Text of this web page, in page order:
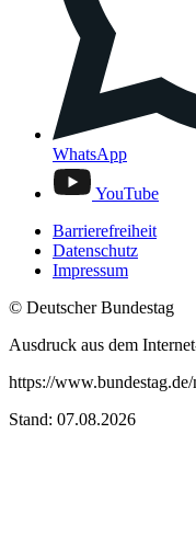
WhatsApp
YouTube
Barrierefreiheit
Datenschutz
Impressum
© Deutscher Bundestag
Ausdruck aus dem
https://
Stand: 07.08.2026